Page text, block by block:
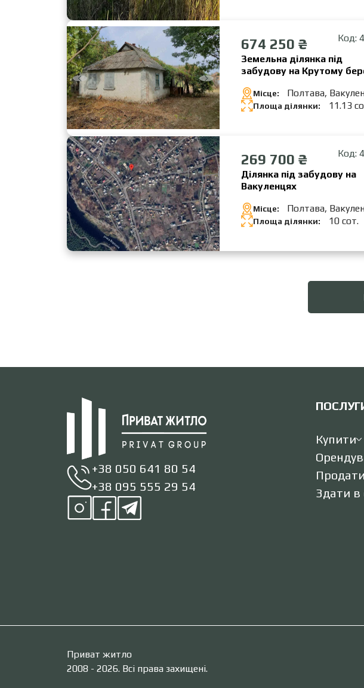
Код:
674 250 ₴
Земельна ділянка під
забудову на Крутому
Місце: Полтава,
Площа ділянки: 11.13
Код:
269 700 ₴
Ділянка під забудову на
Вакуленцях
Місце: Полтава,
Площа ділянки: 10 сот.
+38 050 641 80 54
+38 095 555 29 54
Купити
Продати
Здати в
Приват житло
2008 - 2026. Всі права захищені.